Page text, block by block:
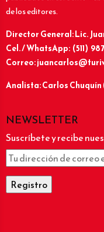
de los editores.
Director General: Lic.
Cel. / WhatsApp: (511)
Correo:
Analista: Carlos
NEWSLETTER
Suscríbete y recibe